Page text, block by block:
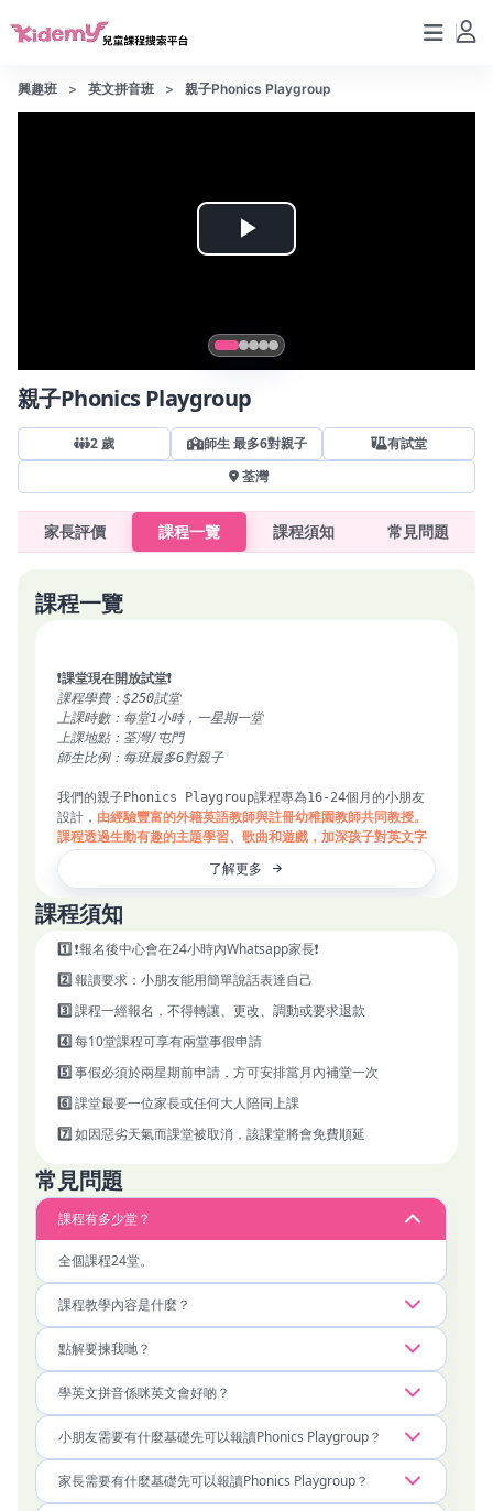
興趣班 英文拼音班 親子Phonics Playgroup
Play
親子Phonics Playgroup
2歲 師生 最多6對親子
有試堂
荃灣
家長評價 課程一覽 課程須知 常見問題
課程一覽
❗課堂現在開放試堂❗
課程學費：$250試堂
上課時數：每堂1小時，一星期一堂
上課地點：荃灣/屯門
師生比例：每班最多6對親子
我們的親子Phonics Playgroup課程專為16-24個月的小朋友
設計， 由經驗豐富的外籍英語教師與註冊幼稚園教師共同教授。
課程透過生動有趣的主題學習、歌曲和遊戲，加深孩子對英文字
在愉快的氛圍中不僅能增加英語詞彙量，升中英語能力，還可以
活動能力。
課程中，導師將即時給予反饋，幫助家長掌握孩子的學習進度與
成效。每班最多6對親子，確保每位孩子都能獲得充分的關注。完
升讀更高階的Letterland圖像英語拼音課程。
了解更多
課程須知
1️⃣❗報名後中心會在24小時內Whatsapp家長❗
2️⃣報讀要求：小朋友能用簡單說話表達自己
3️⃣課程一經報名，不得轉讓、更改、調動或要求退款
4️⃣每10堂課程可享有兩堂事假申請
5️⃣事假必須於兩星期前申請，方可安排當月內補堂一次
6️⃣課堂最要一位家長或任何大人陪同上課
7️⃣如因惡劣天氣而課堂被取消，該課堂將會免費順延
常見問題
課程有多少堂？
全個課程24堂。
課程教學內容是什麼？
點解要揀我哋？
學英文拼音係咪英文會好啲？
小朋友需要有什麼基礎先可以報讀Phonics Playgroup？
家長需要有什麼基礎先可以報讀Phonics Playgroup？